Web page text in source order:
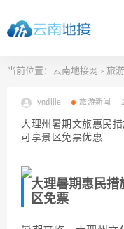
当前位置： 云南地接网 > 旅
yndijie 旅游新闻
大理州暑期文旅惠民
可享景区免票优惠
大理暑期惠民措
区免票